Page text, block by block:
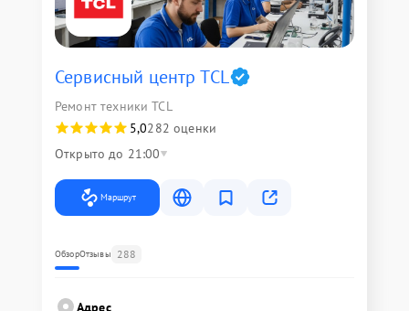
Сервисный центр TCL
Ремонт техники TCL
5,0282 оценки
Открыто до 21:00
Маршрут
ОбзорОтзывы 288
Адрес